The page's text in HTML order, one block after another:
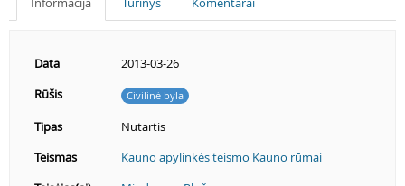
Data
2013-03-26
Rūšis
Civilinė byla
Tipas
Nutartis
Teismas
Kauno apylinkės teismo Kauno rūmai